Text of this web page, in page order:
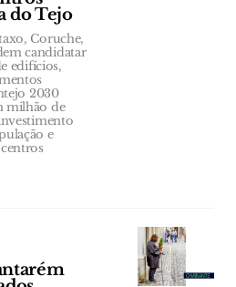
do Tejo
Coruche,
candidatar
edifícios,
2030
milhão de
e